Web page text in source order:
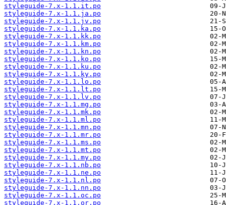
styleguide-7.x-1.1.it.po
styleguide-7.x-1.1.ja.po
styleguide-7.x-1.1.jv.po
styleguide-7.x-1.1.ka.po
styleguide-7.x-1.1.kk.po
styleguide-7.x-1.1.km.po
styleguide-7.x-1.1.kn.po
styleguide-7.x-1.1.ko.po
styleguide-7.x-1.1.ku.po
styleguide-7.x-1.1.ky.po
styleguide-7.x-1.1.lo.po
styleguide-7.x-1.1.lt.po
styleguide-7.x-1.1.lv.po
styleguide-7.x-1.1.mg.po
styleguide-7.x-1.1.mk.po
styleguide-7.x-1.1.ml.po
styleguide-7.x-1.1.mn.po
styleguide-7.x-1.1.mr.po
styleguide-7.x-1.1.ms.po
styleguide-7.x-1.1.mt.po
styleguide-7.x-1.1.my.po
styleguide-7.x-1.1.nb.po
styleguide-7.x-1.1.ne.po
styleguide-7.x-1.1.nl.po
styleguide-7.x-1.1.nn.po
styleguide-7.x-1.1.oc.po
styleguide-7.x-1.1.or.po